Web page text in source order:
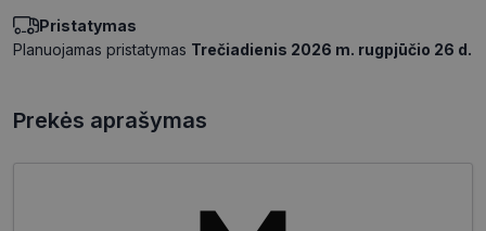
Pristatymas
Planuojamas pristatymas Trečiadienis 2026 m. rugpjūčio 26 d.
Prekės aprašymas